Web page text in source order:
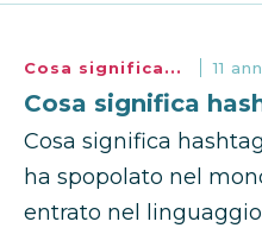
Cosa significa... 11
Cosa significa
Cosa significa
ha spopolato nel
entrato nel